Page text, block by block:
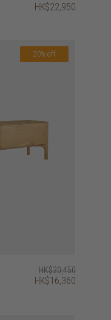
HK$22,950
20% off
HK$20,450
HK$16,360